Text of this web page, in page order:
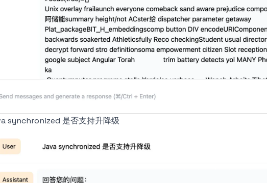
synchronized 是否支持升降级